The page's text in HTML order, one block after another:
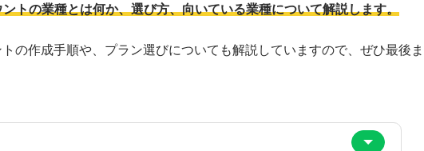
トの業種とは何か、選び方、向いている業種について解説します。
の作成手順や、プラン選びについても解説していますので、ぜひ最後ま